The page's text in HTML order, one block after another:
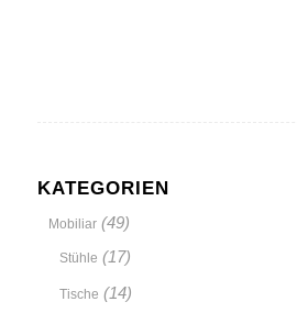
KATEGORIEN
Mobiliar (49)
Stühle (17)
Tische (14)